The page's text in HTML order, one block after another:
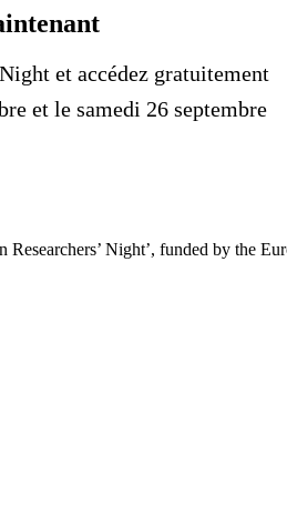
et accédez gratuitement
et le samedi 26 septembre
Researchers’ Night’, funded by the